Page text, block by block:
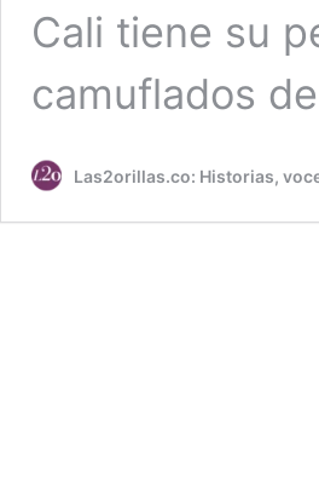
Cali tiene su
camuflados
Las2orillas.co: Historias,